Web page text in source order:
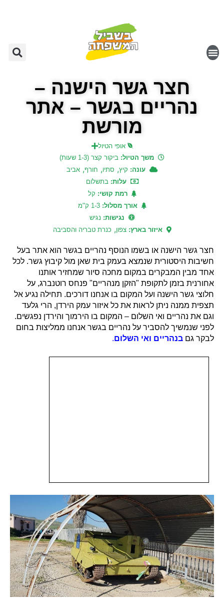
חצר גשר הישנה –
נהריים בגשר – אתר
מורשת
אופי הטיול
משך הטיול: ביקור קצר (1-3 שעות)
עונה: קיץ, סתיו, חורף, אביב
עלות:בתשלום
רמת קושי: קל
אורך מסלול:1-3 ק"מ
נגישות: נגיש
איזור בארץ:צפון, כנרת טבריה והסביבה
חצר גשר הישנה או בשמו הנוסף נהריים בגשר הוא אתר בעל
חשיבות היסטורית שנמצא בעמק בית שאן מול קיבוץ גשר. לכל
אחד מבין המבקרים במקום מחכה סיור שמחזיר אותנו
אחורנית בזמן לתקופת "הזקן מנהריים" פנחס רוטנברג, על
חלוצי גשר הישנה ועל המקום בו אנחנו דורכים. תחילה נגיע אל
תצפית ממנה ניתן לראות את כל איזור עמק הירדן, הרי גלעד
וגם את נהריים ואי השלום – המקום בו הירמוך והירדן נפגשים.
לפני שנמשיך להסביר על נהריים בגשר אנחנו ממליצות בחום
לבקר גם בנהריים ואי השלום.